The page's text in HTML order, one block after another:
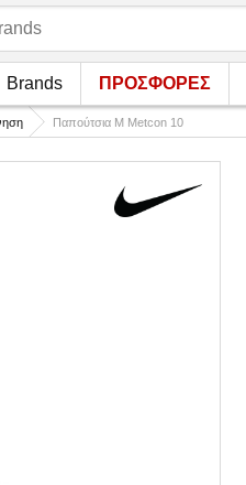
Brands ΠΡΟΣΦΟΡΕΣ
Παπούτσια M Metcon 10